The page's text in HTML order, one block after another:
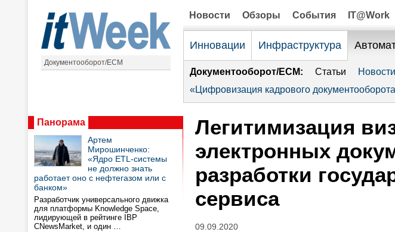
Документооборот/ECM
Новости Обзоры События IT@Work
Инновации Инфраструктура
Документооборот/ECM: Статьи
«Цифровизация кадрового
Панорама
Артем
Мирошинченко:
«Ядро ETL-системы
не должно знать
работает оно с нефтегазом или с
банком»
Разработчик универсального движка
для платформы Knowledge Space,
лидирующей в рейтинге IBP
CNewsMarket, и один …
Легитимизация
электронных
разработки
сервиса
09.09.2020